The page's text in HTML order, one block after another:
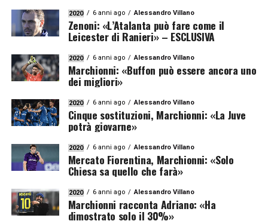
2020 6 anni ago Alessandro Villano
Zenoni: «L’Atalanta può fare come il
Leicester di Ranieri» – ESCLUSIVA
2020 6 anni ago Alessandro Villano
Marchionni: «Buffon può essere ancora uno
dei migliori»
2020 6 anni ago Alessandro Villano
Cinque sostituzioni, Marchionni: «La Juve
potrà giovarne»
2020 6 anni ago Alessandro Villano
Mercato Fiorentina, Marchionni: «Solo
Chiesa sa quello che farà»
2020 6 anni ago Alessandro Villano
Marchionni racconta Adriano: «Ha
dimostrato solo il 30%»